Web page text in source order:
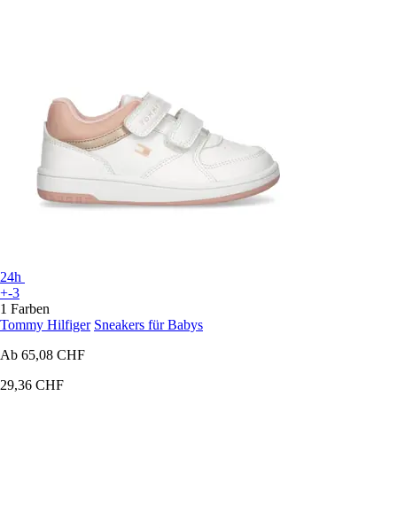
24h
+-3
1 Farben
Tommy Hilfiger Sneakers für Babys
Ab 65,08 CHF
29,36 CHF